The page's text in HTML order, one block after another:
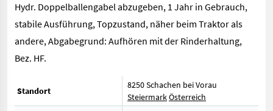
Hydr. Doppelballengabel abzugeben, 1 Jahr in Gebrauch,
stabile Ausführung, Topzustand, näher beim Traktor als
andere, Abgabegrund: Aufhören mit der Rinderhaltung,
Bez. HF.
Standort
8250 Schachen bei Vorau
SteiermarkÖsterreich